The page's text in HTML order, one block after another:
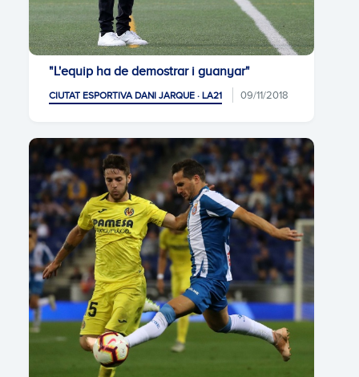
"L'equip ha de demostrar i guanyar"
CIUTAT ESPORTIVA DANI JARQUE · LA21 09/11/2018